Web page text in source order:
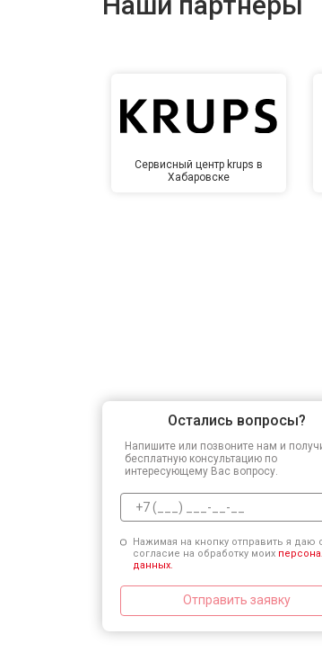
Сервисный центр krups в
Хабаровске
Остались вопросы?
Напишите или позвоните нам и
бесплатную консультацию по
интересующему Вас вопросу.
Нажимая на кнопку отправить я даю
согласие на обработку моих
данных.
Отправить заявку